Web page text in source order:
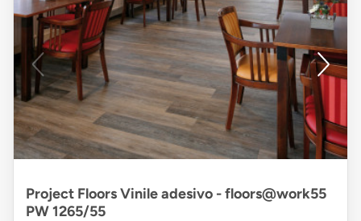
Project Floors Vinile adesivo - floors@work55
PW 1265/55